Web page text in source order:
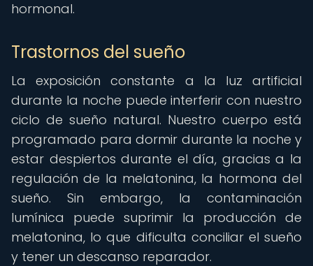
hormonal.
Trastornos del sueño
La exposición constante a la luz artificial
durante la noche puede interferir con nuestro
ciclo de sueño natural. Nuestro cuerpo está
programado para dormir durante la noche y
estar despiertos durante el día, gracias a la
regulación de la melatonina, la hormona del
sueño. Sin embargo, la contaminación
lumínica puede suprimir la producción de
melatonina, lo que dificulta conciliar el sueño
y tener un descanso reparador.